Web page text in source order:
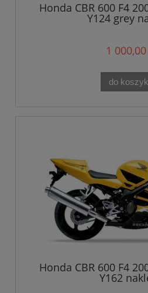
Honda CBR 600 F4
Y124 grey
1 000,00
do
Honda CBR 600 F4
Y162